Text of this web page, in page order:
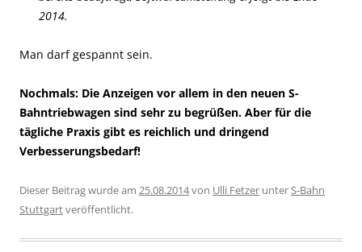
2014.
Man darf gespannt sein.
Nochmals: Die Anzeigen vor allem in den neuen S-
Bahntriebwagen sind sehr zu begrüßen. Aber für die
tägliche Praxis gibt es reichlich und dringend
Verbesserungsbedarf!
Dieser Beitrag wurde am 25.08.2014von Ulli Fetzer unterS-Bahn
Stuttgartveröffentlicht.